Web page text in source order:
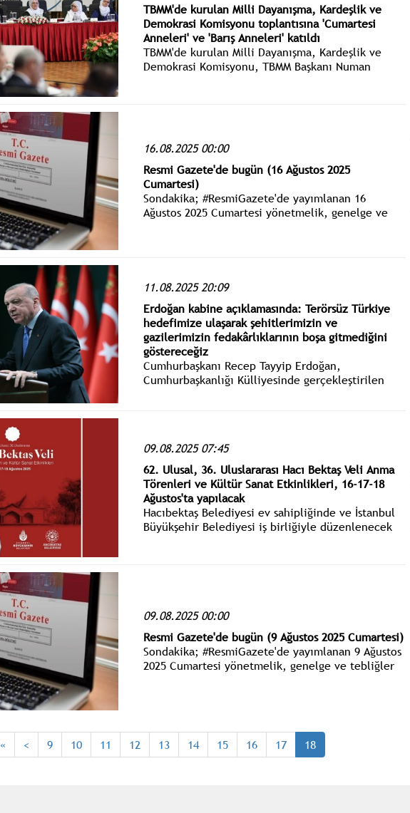
TBMM'de kurulan Milli Dayanışma, Kardeşlik ve
Demokrasi Komisyonu toplantısına 'Cumartesi
Anneleri' ve 'Barış Anneleri' katıldı
TBMM'de kurulan Milli Dayanışma, Kardeşlik ve
Demokrasi Komisyonu, TBMM Başkanı Numan
16.08.2025 00:00
Resmi Gazete'de bugün (16 Ağustos 2025
Cumartesi)
Sondakika; #ResmiGazete'de yayımlanan 16
Ağustos 2025 Cumartesi yönetmelik, genelge ve
11.08.2025 20:09
Erdoğan kabine açıklamasında: Terörsüz Türkiye
hedefimize ulaşarak şehitlerimizin ve
gazilerimizin fedakârlıklarının boşa gitmediğini
göstereceğiz
Cumhurbaşkanı Recep Tayyip Erdoğan,
Cumhurbaşkanlığı Külliyesinde gerçekleştirilen
09.08.2025 07:45
62. Ulusal, 36. Uluslararası Hacı Bektaş Veli Anma
Törenleri ve Kültür Sanat Etkinlikleri, 16-17-18
Ağustos'ta yapılacak
Hacıbektaş Belediyesi ev sahipliğinde ve İstanbul
Büyükşehir Belediyesi iş birliğiyle düzenlenecek
09.08.2025 00:00
Resmi Gazete'de bugün (9 Ağustos 2025 Cumartesi)
Sondakika; #ResmiGazete'de yayımlanan 9 Ağustos
2025 Cumartesi yönetmelik, genelge ve tebliğler
« < 9 10 11 12 13 14 15 16 17 18